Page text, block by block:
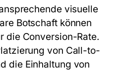
visuelle
Botschaft können
die Conversion-Rate.
von Call-to-
die Einhaltung von